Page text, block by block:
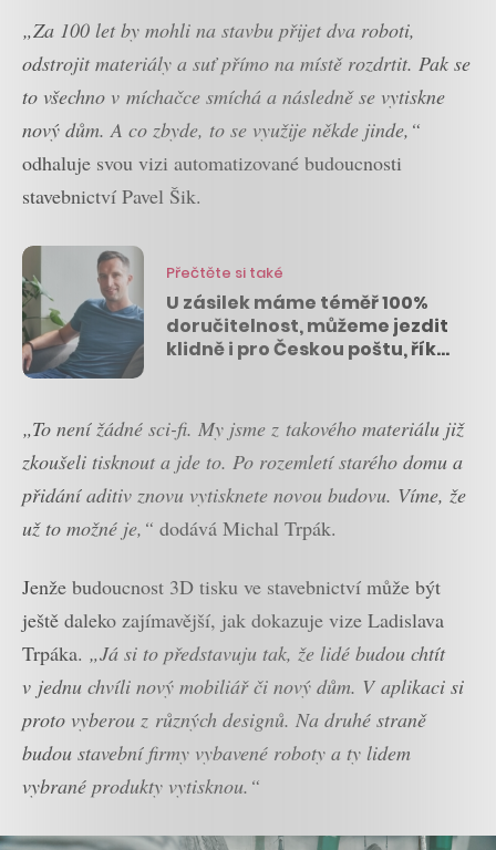
„Za 100 let by mohli na stavbu přijet dva roboti,
odstrojit materiály a suť přímo na místě rozdrtit. Pak se
to všechno v míchačce smíchá a následně se vytiskne
nový dům. A co zbyde, to se využije někde jinde,“
odhaluje svou vizi automatizované budoucnosti
stavebnictví Pavel Šik.
Přečtěte si také
U zásilek máme téměř 100%
doručitelnost, můžeme jezdit
klidně i pro Českou poštu, říká
„To není žádné sci-fi. My jsme z takového materiálu již
zkoušeli tisknout a jde to. Po rozemletí starého domu a
přidání aditiv znovu vytisknete novou budovu. Víme, že
už to možné je,“ dodává Michal Trpák.
Jenže budoucnost 3D tisku ve stavebnictví může být
ještě daleko zajímavější, jak dokazuje vize Ladislava
Trpáka. „Já si to představuju tak, že lidé budou chtít
v jednu chvíli nový mobiliář či nový dům. V aplikaci si
proto vyberou z různých designů. Na druhé straně
budou stavební firmy vybavené roboty a ty lidem
vybrané produkty vytisknou.“